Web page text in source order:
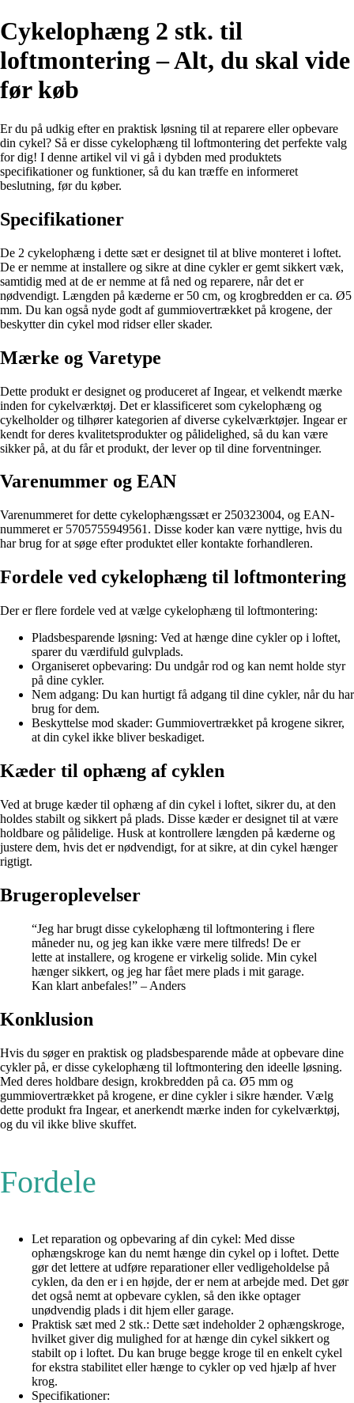
Cykelophæng 2 stk. til
loftmontering – Alt, du skal vide
før køb
Er du på udkig efter en praktisk løsning til at reparere eller opbevare
din cykel? Så er disse cykelophæng til loftmontering det perfekte valg
for dig! I denne artikel vil vi gå i dybden med produktets
specifikationer og funktioner, så du kan træffe en informeret
beslutning, før du køber.
Specifikationer
De 2 cykelophæng i dette sæt er designet til at blive monteret i loftet.
De er nemme at installere og sikre at dine cykler er gemt sikkert væk,
samtidig med at de er nemme at få ned og reparere, når det er
nødvendigt. Længden på kæderne er 50 cm, og krogbredden er ca. Ø5
mm. Du kan også nyde godt af gummiovertrækket på krogene, der
beskytter din cykel mod ridser eller skader.
Mærke og Varetype
Dette produkt er designet og produceret af Ingear, et velkendt mærke
inden for cykelværktøj. Det er klassificeret som cykelophæng og
cykelholder og tilhører kategorien af diverse cykelværktøjer. Ingear er
kendt for deres kvalitetsprodukter og pålidelighed, så du kan være
sikker på, at du får et produkt, der lever op til dine forventninger.
Varenummer og EAN
Varenummeret for dette cykelophængssæt er 250323004, og EAN-
nummeret er 5705755949561. Disse koder kan være nyttige, hvis du
har brug for at søge efter produktet eller kontakte forhandleren.
Fordele ved cykelophæng til loftmontering
Der er flere fordele ved at vælge cykelophæng til loftmontering:
Pladsbesparende løsning: Ved at hænge dine cykler op i loftet,
sparer du værdifuld gulvplads.
Organiseret opbevaring: Du undgår rod og kan nemt holde styr
på dine cykler.
Nem adgang: Du kan hurtigt få adgang til dine cykler, når du har
brug for dem.
Beskyttelse mod skader: Gummiovertrækket på krogene sikrer,
at din cykel ikke bliver beskadiget.
Kæder til ophæng af cyklen
Ved at bruge kæder til ophæng af din cykel i loftet, sikrer du, at den
holdes stabilt og sikkert på plads. Disse kæder er designet til at være
holdbare og pålidelige. Husk at kontrollere længden på kæderne og
justere dem, hvis det er nødvendigt, for at sikre, at din cykel hænger
rigtigt.
Brugeroplevelser
“Jeg har brugt disse cykelophæng til loftmontering i flere
måneder nu, og jeg kan ikke være mere tilfreds! De er
lette at installere, og krogene er virkelig solide. Min cykel
hænger sikkert, og jeg har fået mere plads i mit garage.
Kan klart anbefales!” – Anders
Konklusion
Hvis du søger en praktisk og pladsbesparende måde at opbevare dine
cykler på, er disse cykelophæng til loftmontering den ideelle løsning.
Med deres holdbare design, krokbredden på ca. Ø5 mm og
gummiovertrækket på krogene, er dine cykler i sikre hænder. Vælg
dette produkt fra Ingear, et anerkendt mærke inden for cykelværktøj,
og du vil ikke blive skuffet.
Fordele
Let reparation og opbevaring af din cykel: Med disse
ophængskroge kan du nemt hænge din cykel op i loftet. Dette
gør det lettere at udføre reparationer eller vedligeholdelse på
cyklen, da den er i en højde, der er nem at arbejde med. Det gør
det også nemt at opbevare cyklen, så den ikke optager
unødvendig plads i dit hjem eller garage.
Praktisk sæt med 2 stk.: Dette sæt indeholder 2 ophængskroge,
hvilket giver dig mulighed for at hænge din cykel sikkert og
stabilt op i loftet. Du kan bruge begge kroge til en enkelt cykel
for ekstra stabilitet eller hænge to cykler op ved hjælp af hver
krog.
Specifikationer: